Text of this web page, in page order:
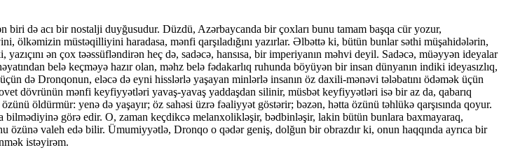
də acı bir nostalji duyğusudur. Düzdü, Azərbaycanda bir çoxları bunu tamam başqa cür yozur,
ölkəmizin müstəqilliyini haradasa, mənfi qarşıladığını yazırlar. Əlbəttə ki, bütün bunlar səthi müşahidələrin,
ən çox təəssüfləndirən heç də, sadəcə, hansısa, bir imperiyanın məhvi deyil. Sadəcə, müəyyən ideyalar
belə keçməyə hazır olan, məhz belə fədakarlıq ruhunda böyüyən bir insan dünyanın indiki ideyasızlıq,
də Dronqonun, eləcə də eyni hisslərlə yaşayan minlərlə insanın öz daxili-mənəvi tələbatını ödəmək üçün
dövrünün mənfi keyfiyyətləri yavaş-yavaş yaddaşdan silinir, müsbət keyfiyyətləri isə bir az da, qabarıq
öldürmür: yenə də yaşayır; öz sahəsi üzrə fəaliyyət göstərir; bəzən, hətta özünü təhlükə qarşısında qoyur.
görə edir. O, zaman keçdikcə melanxolikləşir, bədbinləşir, lakin bütün bunlara baxmayaraq,
özünə valeh edə bilir. Ümumiyyətlə, Dronqo o qədər geniş, dolğun bir obrazdır ki, onun haqqında ayrıca bir
istəyirəm.